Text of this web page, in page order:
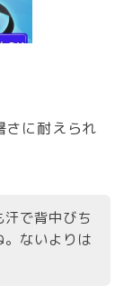
さに耐えられ
で背中びち
。ないよりは